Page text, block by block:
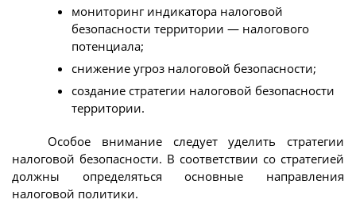
мониторинг индикатора налоговой
безопасности территории — налогового
потенциала;
снижение угроз налоговой безопасности;
создание стратегии налоговой безопасности
территории.
Особое внимание следует уделить стратегии
налоговой безопасности. В соответствии со стратегией
должны определяться основные направления
налоговой политики.